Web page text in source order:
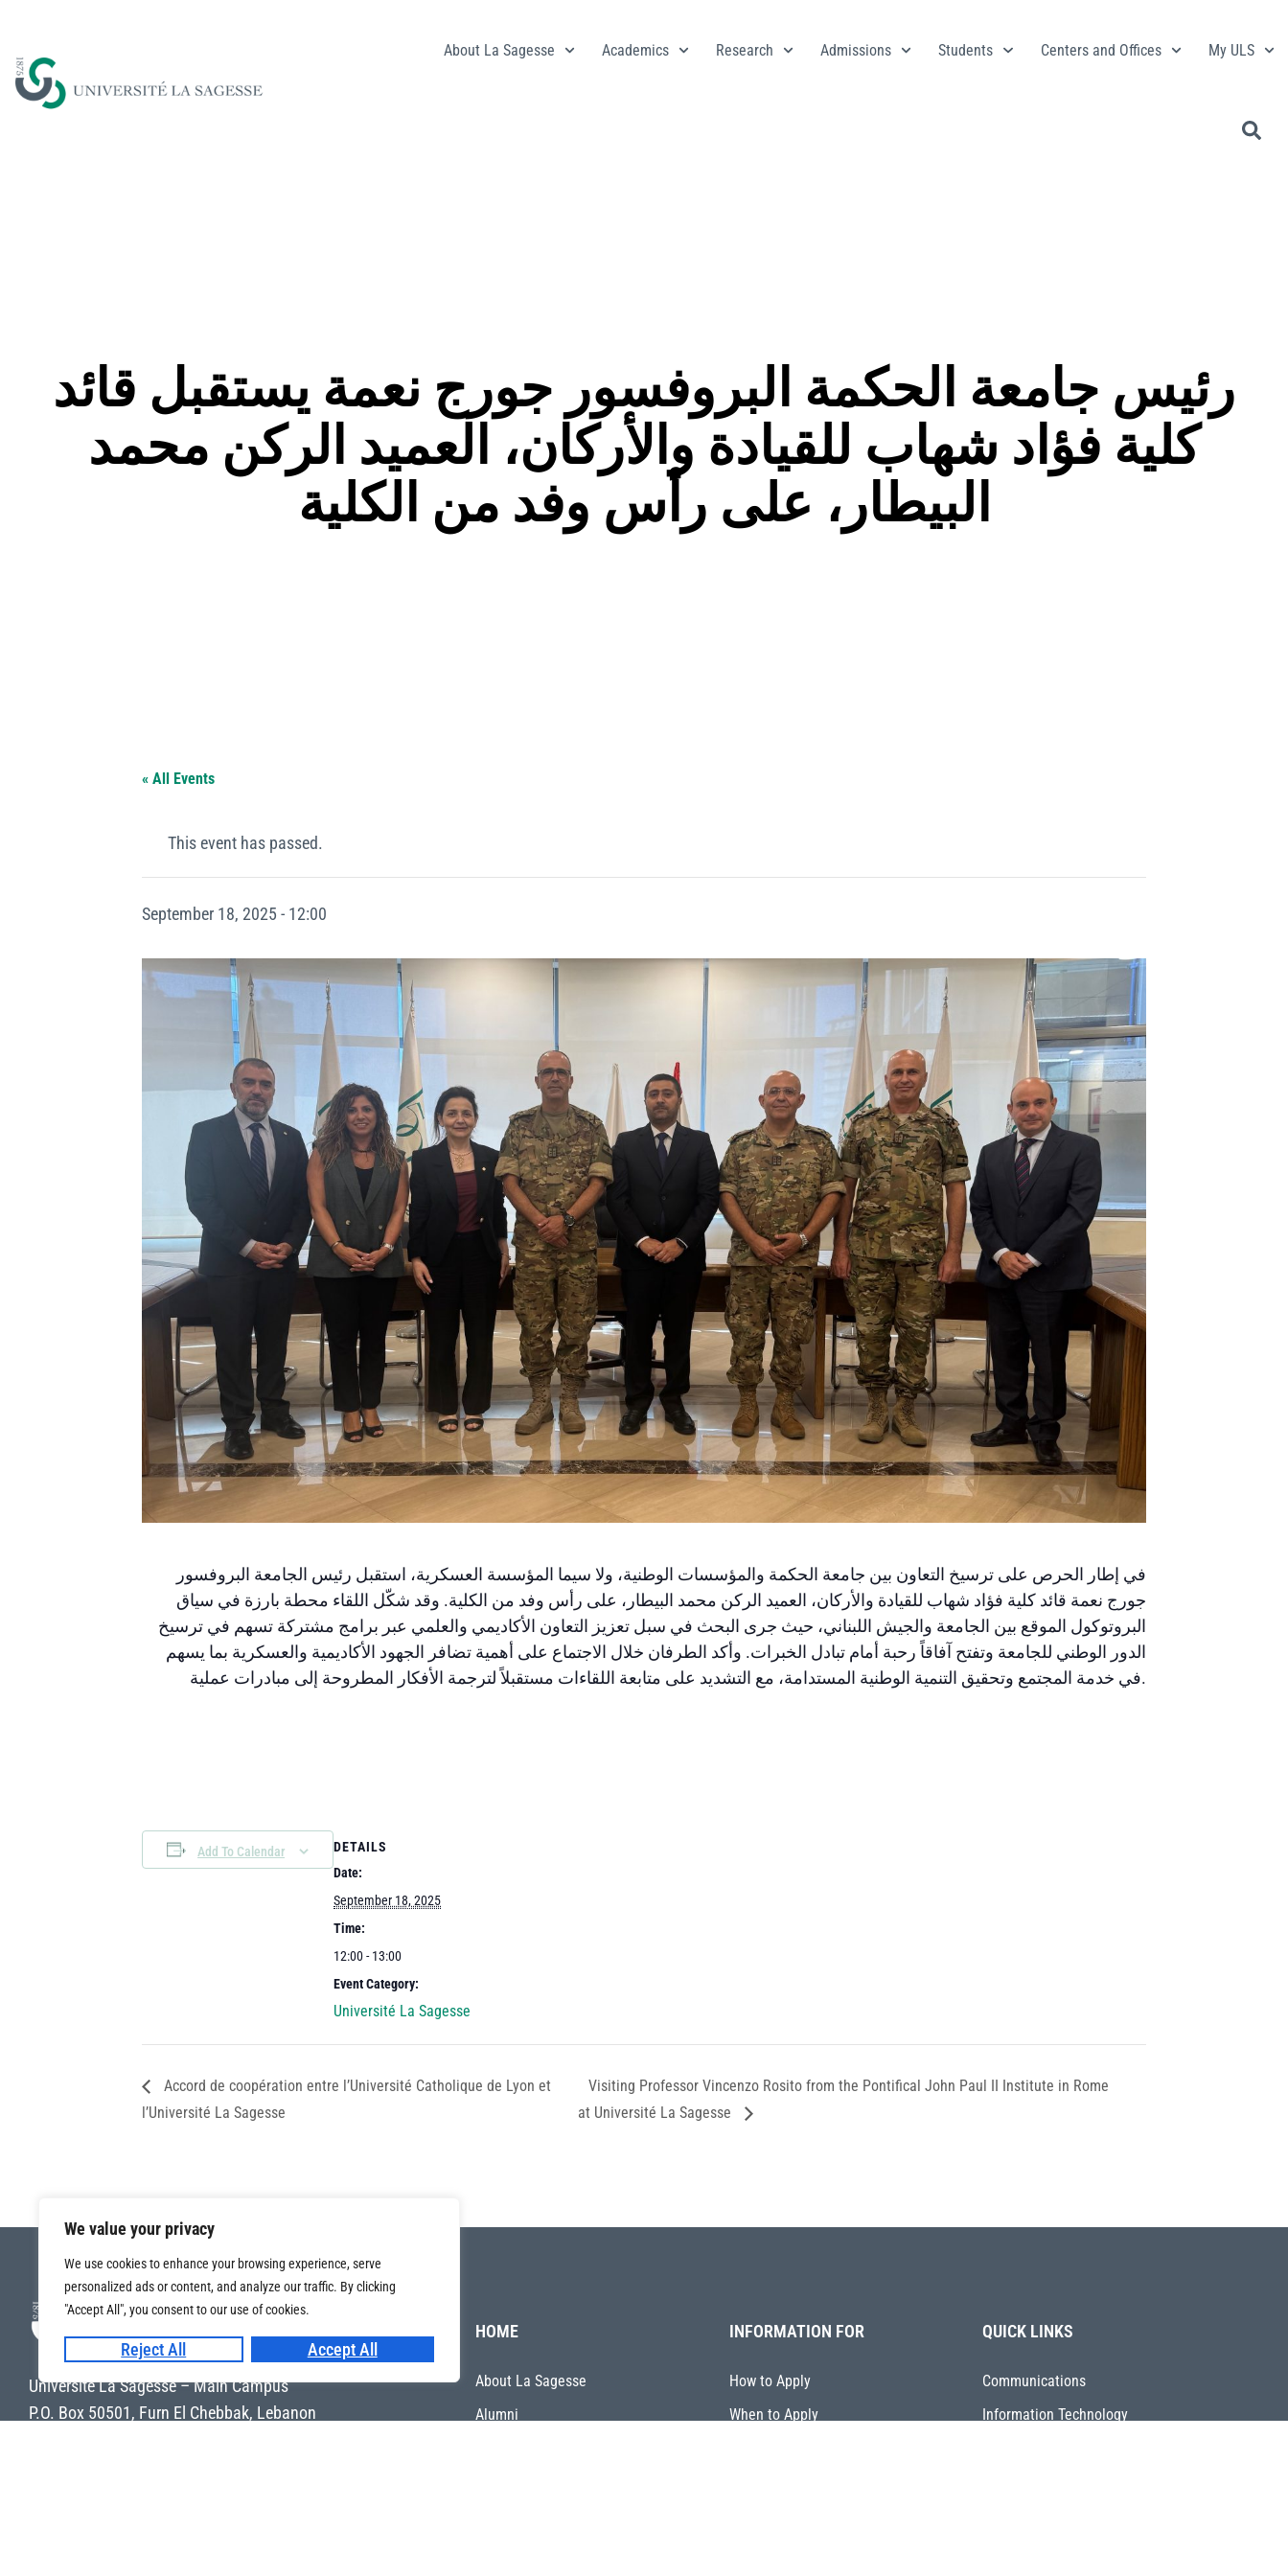
We value your privacy
We use cookies to enhance your browsing experience, serve
personalized ads or content, and analyze our traffic. By clicking
"Accept All", you consent to our use of cookies.
Reject All Accept All
About La Sagesse Academics Research Admissions Students Centers and Offices My ULS
رئيس جامعة الحكمة البروفسور جورج نعمة يستقبل قائد
كلية فؤاد شهاب للقيادة والأركان، العميد الركن محمد
البيطار، على رأس وفد من الكلية
« All Events
This event has passed.
September 18, 2025 - 12:00
في إطار الحرص على ترسيخ التعاون بين جامعة الحكمة والمؤسسات الوطنية، ولا سيما المؤسسة العسكرية، استقبل رئيس الجامعة البروفسور
جورج نعمة قائد كلية فؤاد شهاب للقيادة والأركان، العميد الركن محمد البيطار، على رأس وفد من الكلية. وقد شكّل اللقاء محطة بارزة في سياق
البروتوكول الموقع بين الجامعة والجيش اللبناني، حيث جرى البحث في سبل تعزيز التعاون الأكاديمي والعلمي عبر برامج مشتركة تسهم في ترسيخ
الدور الوطني للجامعة وتفتح آفاقاً رحبة أمام تبادل الخبرات. وأكد الطرفان خلال الاجتماع على أهمية تضافر الجهود الأكاديمية والعسكرية بما يسهم
في خدمة المجتمع وتحقيق التنمية الوطنية المستدامة، مع التشديد على متابعة اللقاءات مستقبلاً لترجمة الأفكار المطروحة إلى مبادرات عملية.
Add To Calendar
DETAILS
Date:
September 18, 2025
Time:
12:00 - 13:00
Event Category:
Université La Sagesse
Accord de coopération entre l’Université Catholique de Lyon et
l’Université La Sagesse
Visiting Professor Vincenzo Rosito from the Pontifical John Paul II Institute in Rome
at Université La Sagesse
Université La Sagesse – Main Campus
P.O. Box 50501, Furn El Chebbak, Lebanon
HOME
About La Sagesse
Alumni
INFORMATION FOR
How to Apply
When to Apply
QUICK LINKS
Communications
Information Technology